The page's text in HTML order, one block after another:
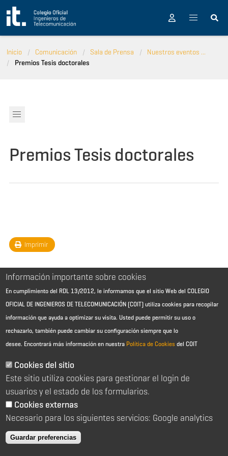
Pasar al contenido principal
Inicio Comunicación Sala de Prensa
Nuestros eventos ...
Premios Tesis doctorales
Premios Tesis doctorales
Imprimir
Aviso Legal - Información general
Política de cookies
Política de reembolso
Sitemap
C/ Almagro 2 1º Izqda 28010 Madrid
91 391 10 66
coit@coit.es
Información importante sobre cookies
En cumplimiento del RDL 13/2012, le informamos que el sitio Web del COLEGIO
OFICIAL DE INGENIEROS DE TELECOMUNICACIÓN (COIT) utiliza cookies para recopilar
información que ayuda a optimizar su visita. Usted puede permitir su uso o
rechazarlo, también puede cambiar su configuración siempre que lo
desee. Encontrará más información en nuestra Política de Cookies del COIT
Cookies del sitio
Este sitio utiliza cookies para gestionar el login de
usuarios y el estado de los formularios.
Cookies externas
Necesario para los siguientes servicios: Google analytics
Guardar preferencias